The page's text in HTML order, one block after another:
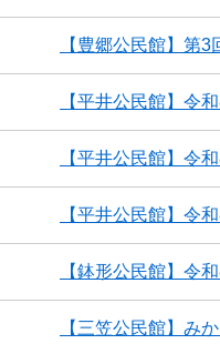
【豊郷公民館】第
【平井公民館】令
【平井公民館】令
【平井公民館】令
【鉢形公民館】令
【三笠公民館】み